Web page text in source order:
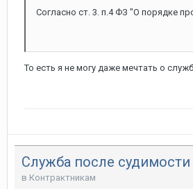
Согласно ст. 3. п.4 ФЗ "О порядке
То есть я не могу даже мечтать о
Служба после судимости
в Контрактникам